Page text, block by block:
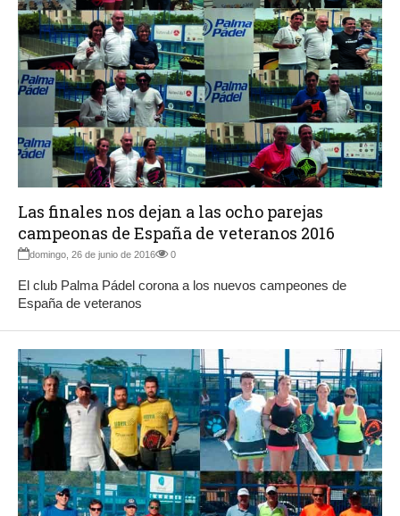
Las finales nos dejan a las ocho parejas
campeonas de España de veteranos 2016
domingo, 26 de junio de 2016 0
El club Palma Pádel corona a los nuevos campeones de
España de veteranos